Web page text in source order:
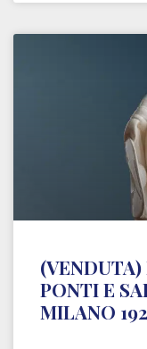
(VENDUTA)
PONTI E
MILANO